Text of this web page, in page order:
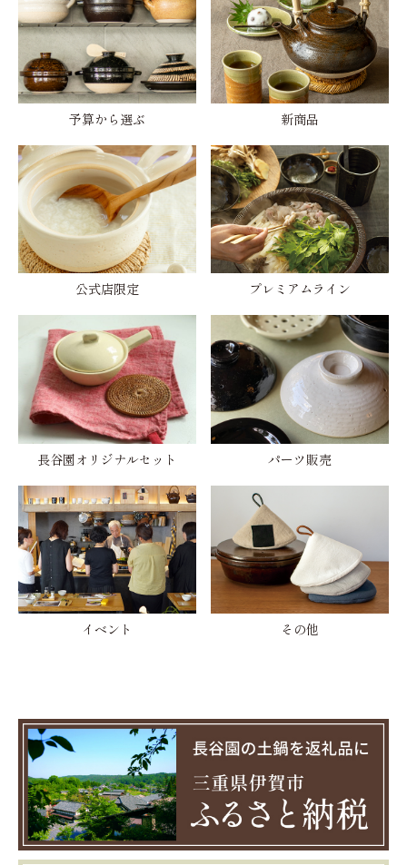
予算から選ぶ 新商品
公式店限定 プレミアムライン
長谷園オリジナルセット パーツ販売
イベント その他